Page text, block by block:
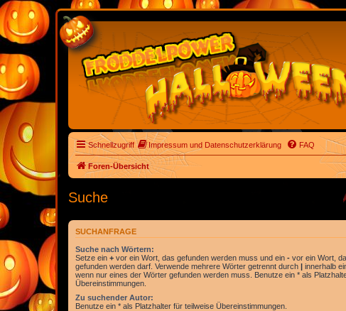
Schnellzugriff Impressum und Datenschutzerklärung FAQ
Foren-Übersicht
Suche
SUCHANFRAGE
Suche nach Wörtern:
Setze ein + vor ein Wort, das gefunden werden muss und ein - vor ein Wort,
gefunden werden darf. Verwende mehrere Wörter getrennt durch | innerhalb
wenn nur eines der Wörter gefunden werden muss. Benutze ein * als
Übereinstimmungen.
Zu suchender Autor:
Benutze ein * als Platzhalter für teilweise Übereinstimmungen.